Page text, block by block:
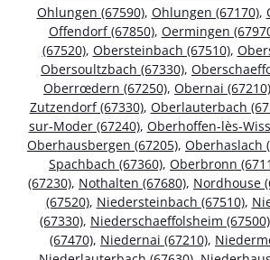
Ohlungen (67590), Ohlungen (67170),
Offendorf (67850), Oermingen
(67520), Obersteinbach (67510),
Obersoultzbach (67330),
Oberrœdern (67250), Obernai (67210)
Zutzendorf (67330), Oberlauterbach
sur-Moder (67240), Oberhoffen-lès-
Oberhausbergen (67205), Oberhaslach
Spachbach (67360), Oberbronn
(67230), Nothalten (67680), Nordhouse
(67520), Niedersteinbach (67510),
(67330), Niederschaeffolsheim (67500)
(67470), Niedernai (67210),